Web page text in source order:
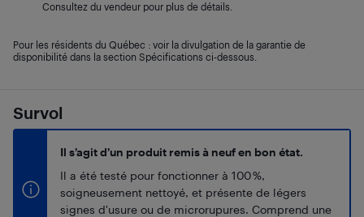
Survol
Il s’agit d’un produit remis à neuf en bon état.
Il a été testé pour fonctionner à 100 %,
soigneusement nettoyé, et présente de légers
signes d'usure ou de microrupures. Comprend une
Consultez du vendeur pour plus de détails.
Pour les résidents du Québec : voir la divulgation de la garantie de
disponibilité dans la section Spécifications ci-dessous.